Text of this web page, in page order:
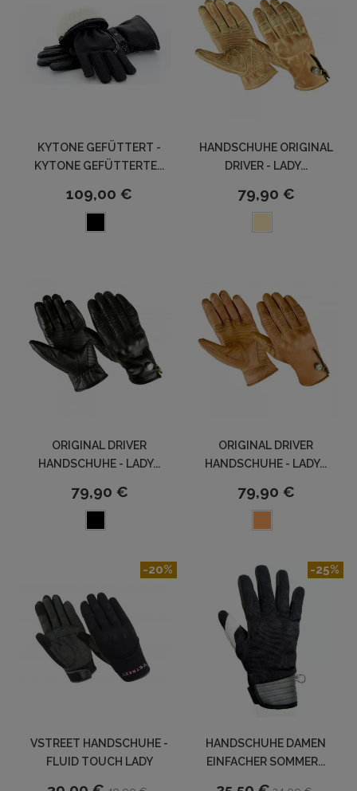
KYTONE GEFÜTTERT -
KYTONE GEFÜTTERTE...
109,00 €
HANDSCHUHE ORIGINAL
DRIVER - LADY...
79,90 €
ORIGINAL DRIVER
HANDSCHUHE - LADY...
79,90 €
ORIGINAL DRIVER
HANDSCHUHE - LADY...
79,90 €
VSTREET HANDSCHUHE -
FLUID TOUCH LADY
-20%
HANDSCHUHE DAMEN
EINFACHER SOMMER...
-25%